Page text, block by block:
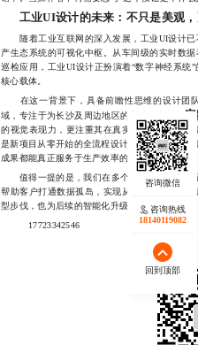
工业UI设计的未来：不只是美观
随着工业互联网的深入发展，工业UI设计已
产生态系统的可视化中枢。从车间级的实时数
巡检应用，工业UI设计正扮演着“数字神经系统
核心载体。
在这一背景下，具备前瞻性思维的设计团
域，专注于为长沙及周边地区的制造企业提供
的视觉表现力，更注重其在真实生产环境中的
是新项目从零开始的全流程设计，我们都坚持“
成果都能真正服务于生产效率的提升。
值得一提的是，我们在多个案例中成功实现
帮助客户打通数据孤岛，实现从底层设备到管
型步伐，也为后续的智能化升级打下了坚实基础
17723342546
咨询热线
18140119082
回到顶部